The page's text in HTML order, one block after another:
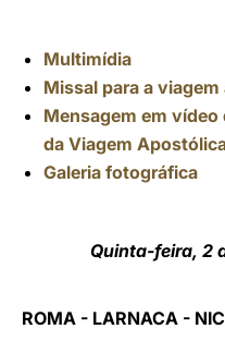
Multimídia
Missal para a
Mensagem em vídeo
da Viagem
Galeria fotográfica
Quinta-feira, 2
ROMA - LARNACA -